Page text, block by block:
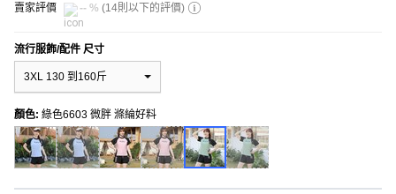
賣家評價
-- % (14則以下的評價)
流行服飾/配件 尺寸
3XL 130 到160斤
顏色: 綠色6603 微胖 滌綸好料